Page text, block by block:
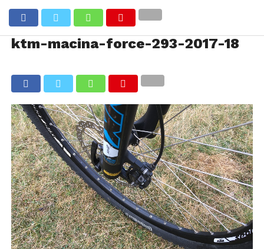
ktm-macina-force-293-2017-18